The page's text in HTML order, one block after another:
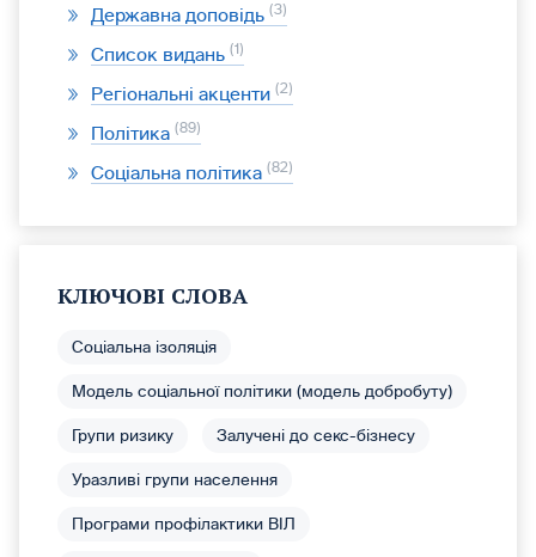
Державна доповідь 3
Список видань 1
Регіональні акценти 2
Політика 89
Соціальна політика 82
КЛЮЧОВІ СЛОВА
Соціальна ізоляція
Модель соціальної політики (модель добробуту)
Групи ризику Залучені до секс-бізнесу
Уразливі групи населення
Програми профілактики ВІЛ